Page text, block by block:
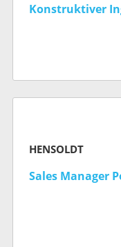
Konstruktiver
HENSOLDT
Sales Manager